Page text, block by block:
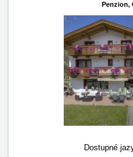
Penzion,
Dostupné